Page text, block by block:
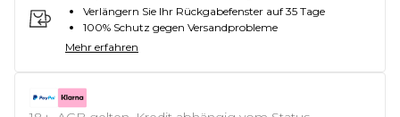
Verlängern Sie Ihr Rückgabefenster auf 35 Tage
100% Schutz gegen Versandprobleme
Mehr erfahren